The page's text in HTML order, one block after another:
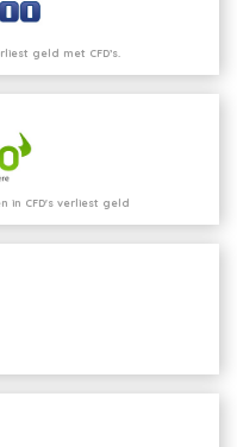
geld met CFD’s.
in CFD's verliest geld